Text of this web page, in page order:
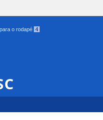
o rodapé 4